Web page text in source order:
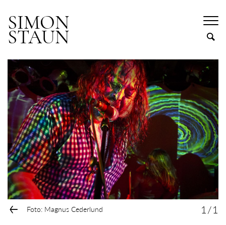
SIMON
STAUN
← Foto: Magnus Cederlund 1 /1